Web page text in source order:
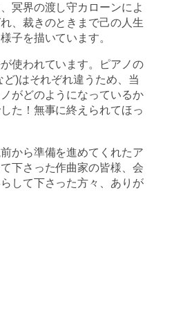
冥界の渡し守カローンによ
、裁きのときまで己の人生
子を描いています。
使われています。ピアノの
)はそれぞれ違うため、当
がどのようになっているか
た！無事に終えられてほっ
から準備を進めてくれたア
下さった作曲家の皆様、会
して下さった方々、ありが